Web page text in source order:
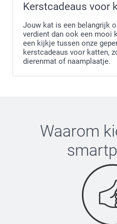
Kerstcadeaus voor
Jouw kat is een belangrijk
verdient dan ook een mooi
een kijkje tussen onze
kerstcadeaus voor katten,
dierenmat of naamplaatje.
Waarom